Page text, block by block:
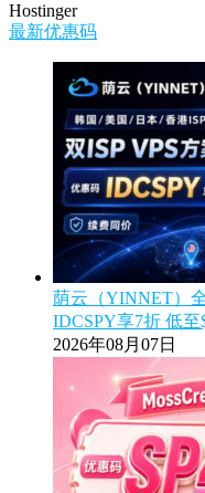
Hostinger
最新优惠码
荫云（YINNET）
IDCSPY享7折 低至
2026年08月07日